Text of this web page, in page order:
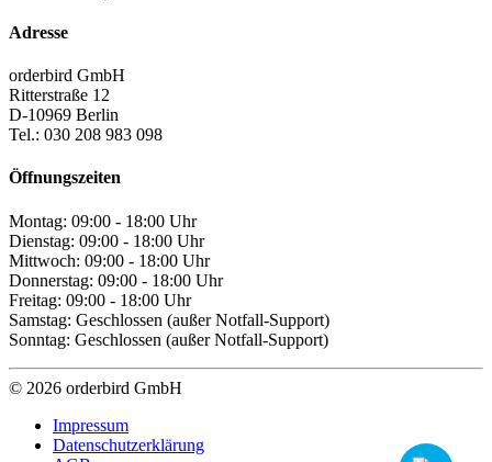
Adresse
orderbird GmbH
Ritterstraße 12
D-10969 Berlin
Tel.: 030 208 983 098
Öffnungszeiten
Montag: 09:00 - 18:00 Uhr
Dienstag: 09:00 - 18:00 Uhr
Mittwoch: 09:00 - 18:00 Uhr
Donnerstag: 09:00 - 18:00 Uhr
Freitag: 09:00 - 18:00 Uhr
Samstag: Geschlossen (außer Notfall-Support)
Sonntag: Geschlossen (außer Notfall-Support)
© 2026 orderbird GmbH
Impressum
Datenschutzerklärung